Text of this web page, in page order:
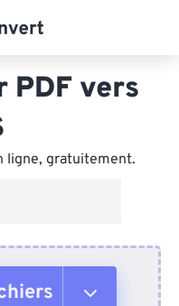
PDF vers
ligne, gratuitement.